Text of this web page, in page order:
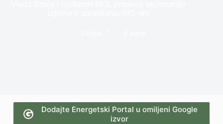
Dodajte Energetski Portal u omiljeni Google
izvor